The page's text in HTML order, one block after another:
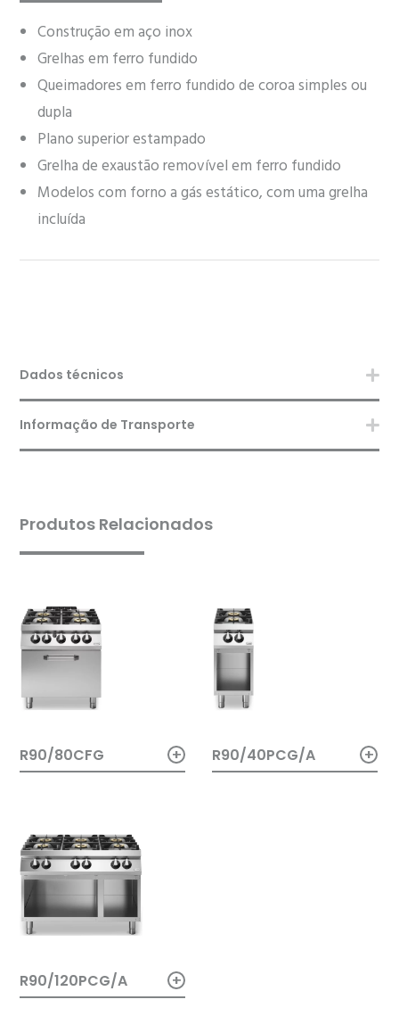
Construção em aço inox
Grelhas em ferro fundido
Queimadores em ferro fundido de coroa simples ou
dupla
Plano superior estampado
Grelha de exaustão removível em ferro fundido
Modelos com forno a gás estático, com uma grelha
incluída
Dados técnicos
Informação de Transporte
Produtos Relacionados
R90/80CFG + R90/40PCG/A +
R90/120PCG/A +